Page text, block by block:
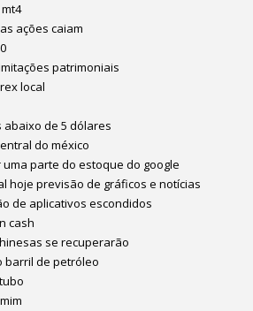
ações caiam
patrimoniais
local
abaixo de 5 dólares
do méxico
parte do estoque do google
hoje previsão de gráficos e notícias
de aplicativos escondidos
cash
se recuperarão
barril de petróleo